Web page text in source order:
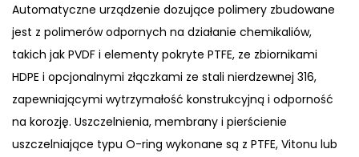
Automatyczne urządzenie dozujące polimery zbudowane
jest z polimerów odpornych na działanie chemikaliów,
takich jak PVDF i elementy pokryte PTFE, ze zbiornikami
HDPE i opcjonalnymi złączkami ze stali nierdzewnej 316,
zapewniającymi wytrzymałość konstrukcyjną i odporność
na korozję. Uszczelnienia, membrany i pierścienie
uszczelniające typu O-ring wykonane są z PTFE, Vitonu lub